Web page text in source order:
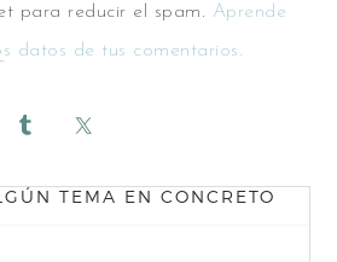
para reducir el spam. Aprende
datos de tus comentarios.
TEMA EN CONCRETO